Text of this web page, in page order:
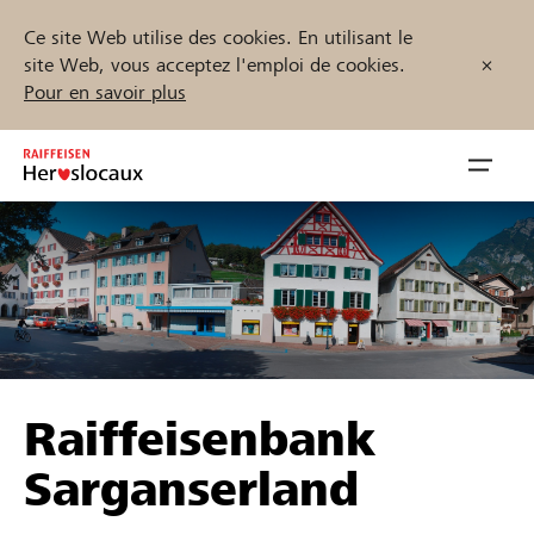
Ce site Web utilise des cookies. En utilisant le
site Web, vous acceptez l'emploi de cookies.
Pour en savoir plus
Inhalt
springen
öffnen
Parrainer
Soutien & assistance
Trouvez des projets et des organisations
Démarrez maintenant
Raiffeisenbank
Sarganserland